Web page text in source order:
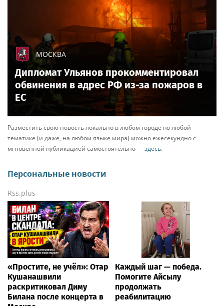
МОСКВА
Дипломат Ульянов прокомментировал
обвинения в адрес РФ из-за пожаров в
ЕС
Разместить свою новость локально в любом городе по любой
тематике (и даже, на любом языке мира) можно ежесекундно с
мгновенной публикацией самостоятельно —здесь.
Персональные новости
Rss.plus
«Простите, не учёл»: Отар
Кушанашвили
раскритиковал Диму
Билана после концерта в
Каждый шаг — победа.
Помогите Айсылу
продолжать
реабилитацию